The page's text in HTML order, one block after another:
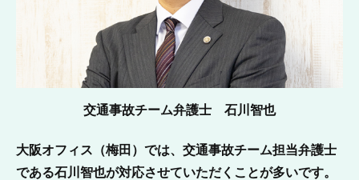
交通事故チーム弁護士 石川智也
大阪オフィス（梅田）では、交通事故チーム担当弁護士
である石川智也が対応させていただくことが多いです。